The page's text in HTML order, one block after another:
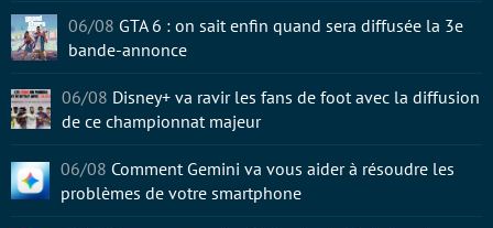
06/08 GTA 6 : on sait enfin quand sera diffusée la 3e
bande-annonce
06/08 Disney+ va ravir les fans de foot avec la diffusion
de ce championnat majeur
06/08 Comment Gemini va vous aider à résoudre les
problèmes de votre smartphone